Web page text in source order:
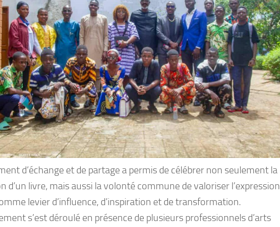
d’échange et de partage a permis de célébrer non seulement la
d’un livre, mais aussi la volonté commune de valoriser l’expression
levier d’influence, d’inspiration et de transformation.
s’est déroulé en présence de plusieurs professionnels d’arts